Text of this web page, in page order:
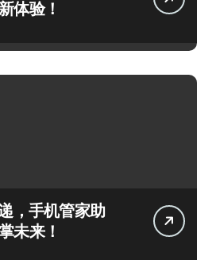
体验！
，手机管家助
未来！